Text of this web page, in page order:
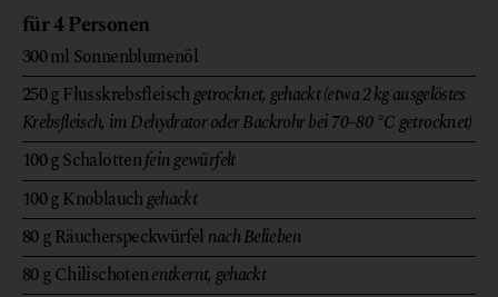
für 4 Personen
300ml Sonnenblumenöl
250gFlusskrebsfleischgetrocknet, gehackt (etwa 2 kg ausgelöstes
Krebsfleisch, im Dehydrator oder Backrohr bei 70–80 °C getrocknet)
100gSchalottenfein gewürfelt
100gKnoblauchgehackt
80gRäucherspeckwürfel nach Belieben
80gChilischotenentkernt, gehackt